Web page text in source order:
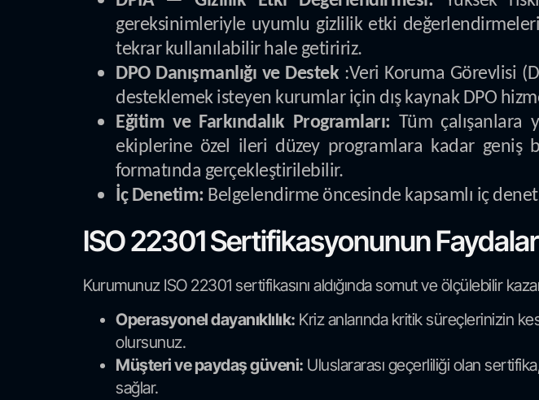
gereksinimleriyle uyumlu gizlilik etki
tekrar kullanılabilir hale getiririz.
DPO Danışmanlığı ve Destek :Veri Koruma Görevlisi
desteklemek isteyen kurumlar için dış kaynak DPO
Eğitim ve Farkındalık Programları: Tüm çalışanlara
ekiplerine özel ileri düzey programlara kadar geniş
formatında gerçekleştirilebilir.
İç Denetim: Belgelendirme öncesinde kapsamlı iç
ISO 22301 Sertifikasyonunun
Kurumunuz ISO 22301 sertifikasını aldığında somut ve ölçülebilir
Operasyonel dayanıklılık: Kriz anlarında kritik süreçlerinizin
olursunuz.
Müşteri ve paydaş güveni: Uluslararası geçerliliği olan
sağlar.